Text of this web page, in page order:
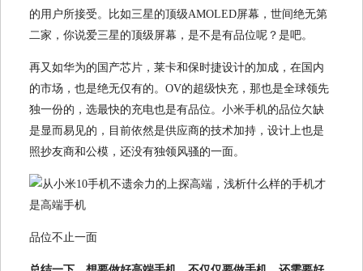
的用户所接受。比如三星的顶级AMOLED屏幕，世间绝无第
二家，你说爱三星的顶级屏幕，是不是有品位呢？是吧。
再又如华为的国产芯片，莱卡和保时捷设计的加成，在国内
的市场，也是绝无仅有的。OV的超级快充，那也是全球领先
独一份的，选最快的充电也是有品位。小米手机的品位欠缺
是显而易见的，目前依然是供应商的技术加持，设计上也是
照抄友商和公模，还没有独领风骚的一面。
品位不止一面